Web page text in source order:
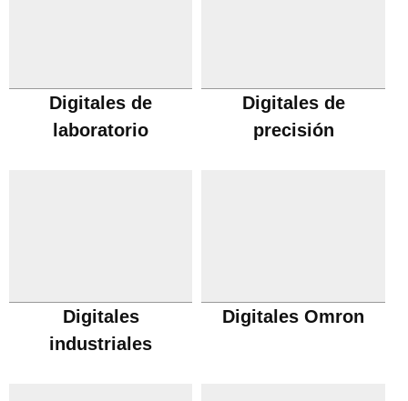
Digitales de
laboratorio
Digitales de
precisión
Digitales
industriales
Digitales Omron